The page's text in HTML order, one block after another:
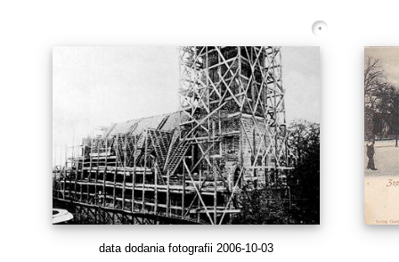
data dodania fotografii 2006-10-03